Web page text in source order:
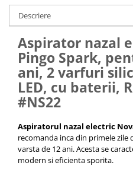
Descriere
Aspirator nazal
Pingo Spark,
ani, 2 varfuri
LED, cu baterii,
#NS22
Aspiratorul nazal electric
recomanda inca din primele zile
varsta de 12 ani. Acesta se
modern si eficienta sporita.